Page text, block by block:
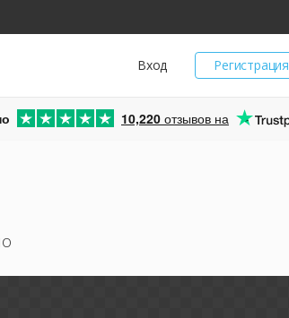
Регистрация
Вход
10,220 отзывов на